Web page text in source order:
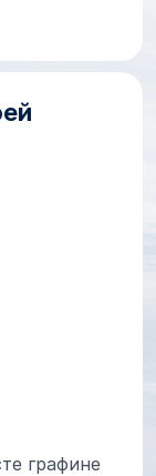
графине